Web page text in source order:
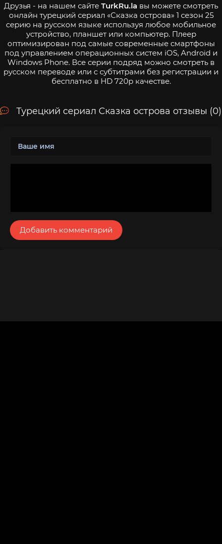
Друзья - на нашем сайте TurkRu.la вы можете смотреть
онлайн турецкий сериал «Сказка острова» 1 сезон 25
серию на русском языке используя любое мобильное
устройство, планшет или компьютер. Плеер
оптимизирован под самые современные смартфоны
под управлением операционных систем iOS, Android и
Windows Phone. Все серии подряд можно смотреть в
русском переводе или с субтитрами без регистрации и
бесплатно в HD 720p качестве.
Турецкий сериал Сказка острова отзывы (0)
Добавить комментарий